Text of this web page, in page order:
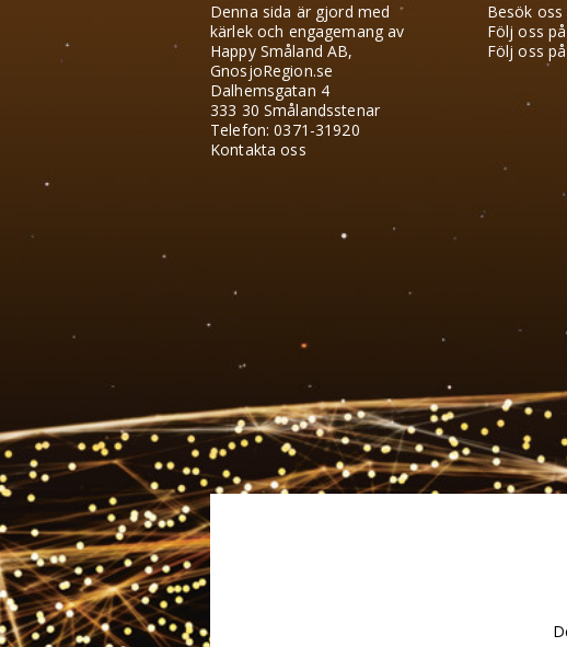
Denna sida är gjord med
kärlek och engagemang av
Happy Småland AB,
GnosjoRegion.se
Dalhemsgatan 4
333 30 Smålandsstenar
Telefon: 0371-31920
Kontakta oss
Besök
Följ oss
Följ oss